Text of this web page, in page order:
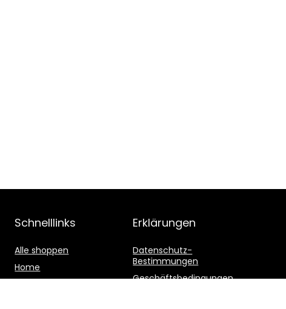
Schnelllinks
Alle shoppen
Home
Erklärungen
Datenschutz-
Bestimmungen
Geschäftsbedingungen